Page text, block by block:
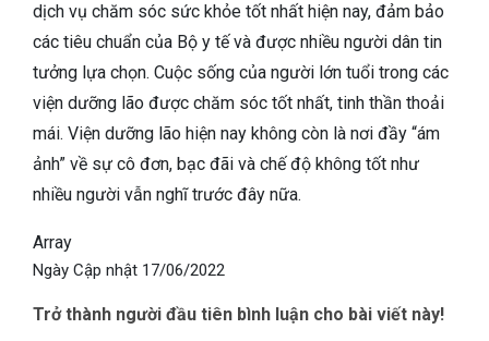
dịch vụ chăm sóc sức khỏe tốt nhất hiện nay, đảm bảo
các tiêu chuẩn của Bộ y tế và được nhiều người dân tin
tưởng lựa chọn. Cuộc sống của người lớn tuổi trong các
viện dưỡng lão được chăm sóc tốt nhất, tinh thần thoải
mái. Viện dưỡng lão hiện nay không còn là nơi đầy “ám
ảnh” về sự cô đơn, bạc đãi và chế độ không tốt như
nhiều người vẫn nghĩ trước đây nữa.
Array
Ngày Cập nhật 17/06/2022
Trở thành người đầu tiên bình luận cho bài viết này!